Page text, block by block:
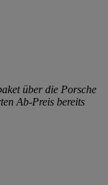
über die Porsche
Ab-Preis bereits